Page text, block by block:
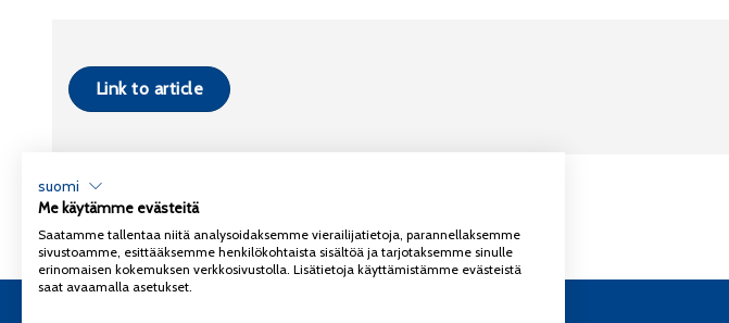
Link to article
suomi
Me käytämme evästeitä
Saatamme tallentaa niitä analysoidaksemme vierailijatietoja, parannellaksemme
sivustoamme, esittääksemme henkilökohtaista sisältöä ja tarjotaksemme sinulle
erinomaisen kokemuksen verkkosivustolla. Lisätietoja käyttämistämme evästeistä
saat avaamalla asetukset.